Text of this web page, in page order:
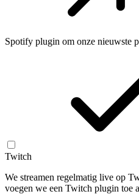
Spotify plugin om onze nieuwste
Twitch
We streamen regelmatig live op
voegen we een Twitch plugin toe